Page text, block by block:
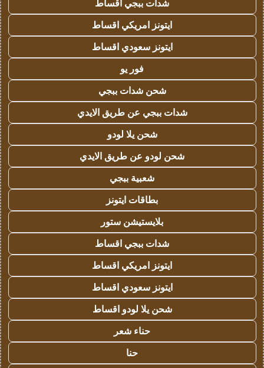
شدات ببجي اقساط
ايتونز امريكي اقساط
ايتونز سعودي اقساط
فور يو
شحن شدات ببجي
شدات ببجي عن طريق الايدي
شحن يلا لودو
شحن لودو عن طريق الايدي
شعبية ببجي
بطاقات ايتونز
بلايستيشن ستور
شدات ببجي اقساط
ايتونز امريكي اقساط
ايتونز سعودي اقساط
شحن يلا لودو اقساط
حناء شعر
حنا